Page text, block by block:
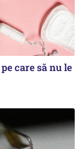
care să nu le